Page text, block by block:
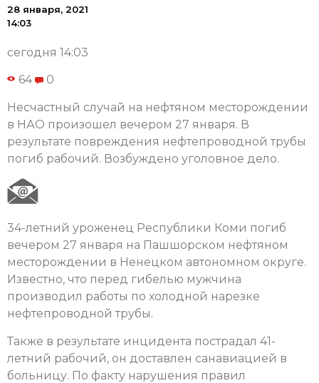
28 января, 2021
14:03
сегодня 14:03
64 0
Несчастный случай на нефтяном месторождении
в НАО произошел вечером 27 января. В
результате повреждения нефтепроводной трубы
погиб рабочий. Возбуждено уголовное дело.
34-летний уроженец Республики Коми погиб
вечером 27 января на Пашшорском нефтяном
месторождении в Ненецком автономном округе.
Известно, что перед гибелью мужчина
производил работы по холодной нарезке
нефтепроводной трубы.
Также в результате инцидента пострадал 41-
летний рабочий, он доставлен санавиацией в
больницу. По факту нарушения правил